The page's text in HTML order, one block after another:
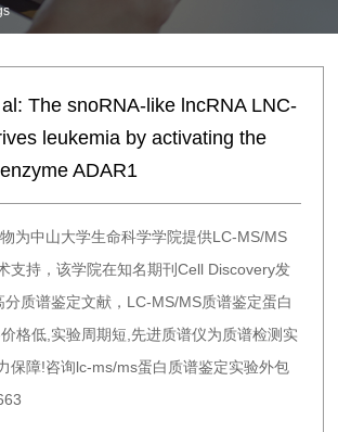
The snoRNA-like lncRNA LNC-
leukemia by activating the
ADAR1
为中山大学生命科学学院提供LC-MS/MS
支持，该学院在知名期刊Cell Discovery发
质谱鉴定文献，LC-MS/MS质谱鉴定蛋白
格低,实验周期短,先进质谱仪为质谱检测实
保障!咨询lc-ms/ms蛋白质谱鉴定实验外包